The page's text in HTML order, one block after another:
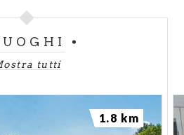
tutti
1.8 km